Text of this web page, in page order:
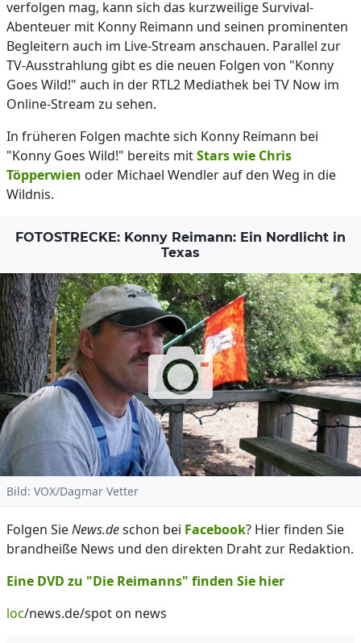
verfolgen mag, kann sich das kurzweilige Survival-
Abenteuer mit Konny Reimann und seinen prominenten
Begleitern auch im Live-Stream anschauen. Parallel zur
TV-Ausstrahlung gibt es die neuen Folgen von "Konny
Goes Wild!" auch in der RTL2 Mediathek bei TV Now im
Online-Stream zu sehen.
In früheren Folgen machte sich Konny Reimann bei
"Konny Goes Wild!" bereits mitStars wie Chris
Töpperwien oder Michael Wendler auf den Weg in die
Wildnis.
FOTOSTRECKE: Konny Reimann: Ein Nordlicht in
Texas
Bild: VOX/Dagmar Vetter
Folgen SieNews.deschon bei Facebook? Hier finden Sie
brandheiße News und den direkten Draht zur Redaktion.
Eine DVD zu "Die Reimanns" finden Sie hier
loc/news.de/spot on news